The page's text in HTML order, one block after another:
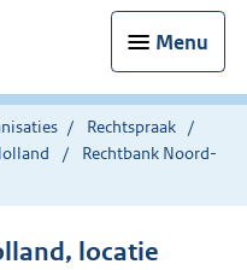
Menu
Rechtspraak
Rechtbank Noord-
locatie